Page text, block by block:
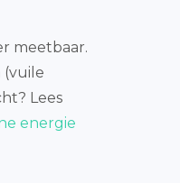
meetbaar.
(vuile
Lees
energie